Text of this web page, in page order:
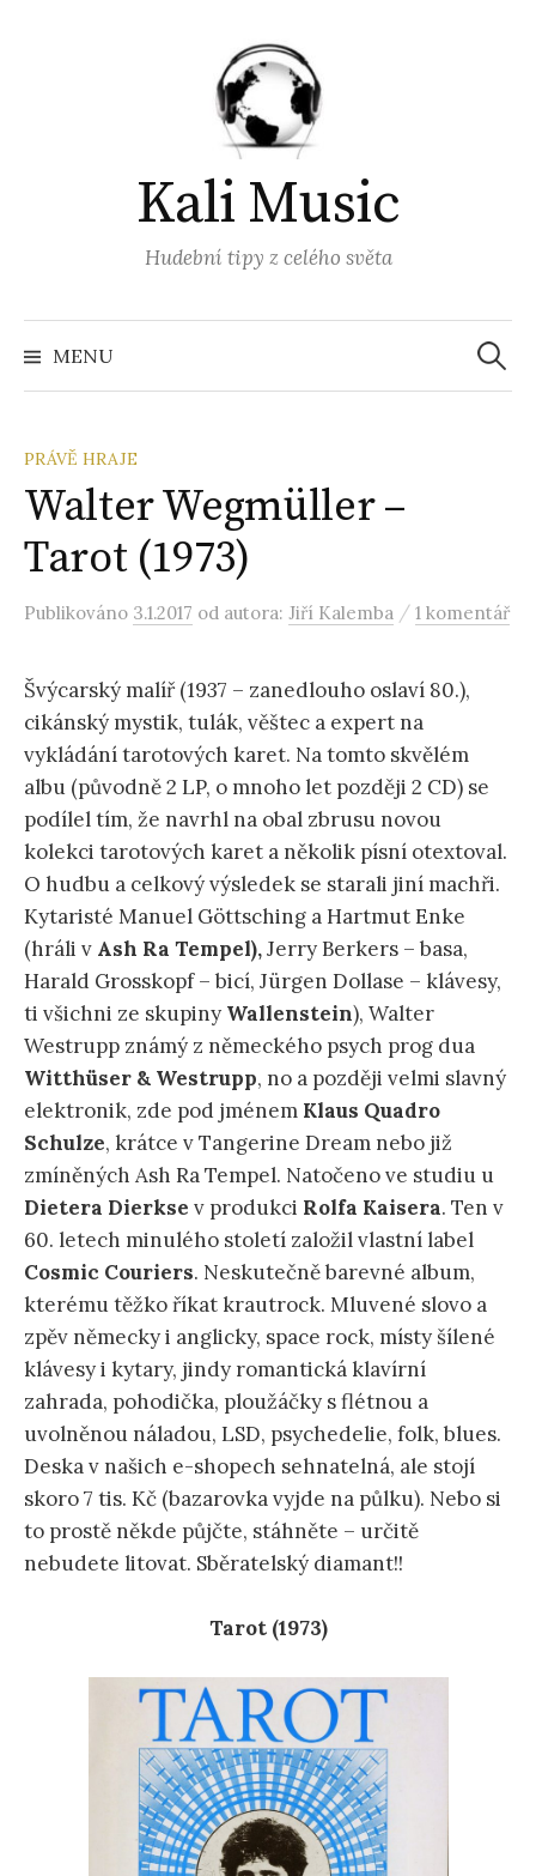
Kali Music
Hudební tipy z celého světa
MENU
PRÁVĚ HRAJE
Walter Wegmüller –
Tarot (1973)
Publikováno 3.1.2017 od autora: Jiří Kalemba / 1 komentář
Švýcarský malíř (1937 – zanedlouho oslaví 80.),
cikánský mystik, tulák, věštec a expert na
vykládání tarotových karet. Na tomto skvělém
albu (původně 2 LP, o mnoho let později 2 CD) se
podílel tím, že navrhl na obal zbrusu novou
kolekci tarotových karet a několik písní otextoval.
O hudbu a celkový výsledek se starali jiní machři.
Kytaristé Manuel Göttsching a Hartmut Enke
(hráli v Ash Ra Tempel),Jerry Berkers – basa,
Harald Grosskopf – bicí, Jürgen Dollase – klávesy,
ti všichni ze skupiny Wallenstein), Walter
Westrupp známý z německého psych prog dua
Witthüser & Westrupp, no a později velmi slavný
elektronik, zde pod jménem Klaus Quadro
Schulze, krátce v Tangerine Dream nebo již
zmíněných Ash Ra Tempel. Natočeno ve studiu u
Dietera Dierkse v produkci Rolfa Kaisera. Ten v
60. letech minulého století založil vlastní label
Cosmic Couriers. Neskutečně barevné album,
kterému těžko říkat krautrock. Mluvené slovo a
zpěv německy i anglicky, space rock, místy šílené
klávesy i kytary, jindy romantická klavírní
zahrada, pohodička, ploužáčky s flétnou a
uvolněnou náladou, LSD, psychedelie, folk, blues.
Deska v našich e-shopech sehnatelná, ale stojí
skoro 7 tis. Kč (bazarovka vyjde na půlku). Nebo si
to prostě někde půjčte, stáhněte – určitě
nebudete litovat. Sběratelský diamant!!
Tarot (1973)